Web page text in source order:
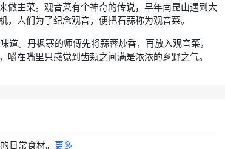
做主菜。观音菜有个神奇的传说，早年南昆山遇到大
人们为了纪念观音，便把石蒜称为观音菜。
。丹枫寨的师傅先将蒜蓉炒香，再放入观音菜，
在嘴里只感觉到齿颊之间满是浓浓的乡野之气。
日常食材。 更多